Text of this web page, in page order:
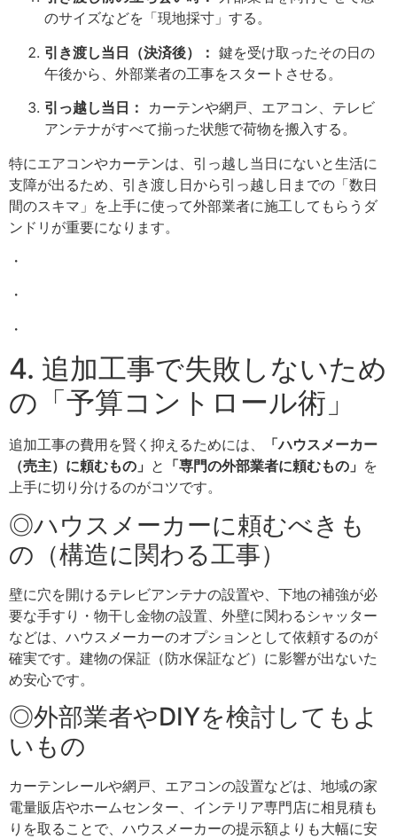
のサイズなどを「現地採寸」する。
引き渡し当日（決済後）： 鍵を受け取ったその日の
午後から、外部業者の工事をスタートさせる。
引っ越し当日：
カーテンや網戸、エアコン、テレビ
アンテナがすべて揃った状態で荷物を搬入する。
特にエアコンやカーテンは、引っ越し当日にないと生活に
支障が出るため、引き渡し日から引っ越し日までの「数日
間のスキマ」を上手に使って外部業者に施工してもらうダ
ンドリが重要になります。
・
・
・
4. 追加工事で失敗しないため
の「予算コントロール術」
追加工事の費用を賢く抑えるためには、
「ハウスメーカー
（売主）に頼むもの」 と 「専門の外部業者に頼むもの」 を
上手に切り分けるのがコツです。
◎ハウスメーカーに頼むべきも
の（構造に関わる工事）
壁に穴を開けるテレビアンテナの設置や、下地の補強が必
要な手すり・物干し金物の設置、外壁に関わるシャッター
などは、ハウスメーカーのオプションとして依頼するのが
確実です。建物の保証（防水保証など）に影響が出ないた
め安心です。
◎外部業者やDIYを検討してもよ
いもの
カーテンレールや網戸、エアコンの設置などは、地域の家
電量販店やホームセンター、インテリア専門店に相見積も
りを取ることで、ハウスメーカーの提示額よりも大幅に安